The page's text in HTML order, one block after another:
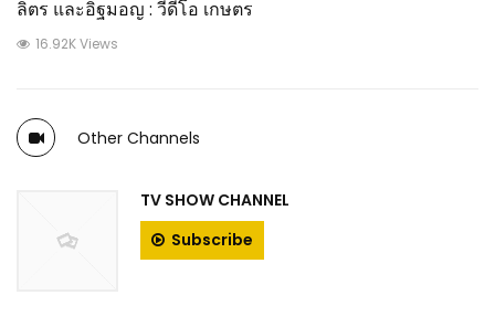
ลิตร และอิฐมอญ : วีดีโอ เกษตร
16.92K Views
Other Channels
TV SHOW CHANNEL
Subscribe